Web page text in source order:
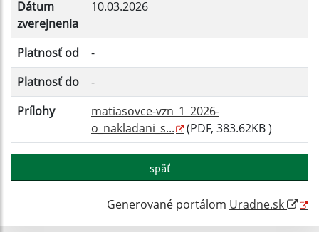
Dátum
zverejnenia
10.03.2026
Platnosť od
-
Platnosť do
-
Prílohy
matiasovce-vzn_1_2026-
o_nakladani_s...
(PDF, 383.62KB )
späť
Generované portálom Uradne.sk